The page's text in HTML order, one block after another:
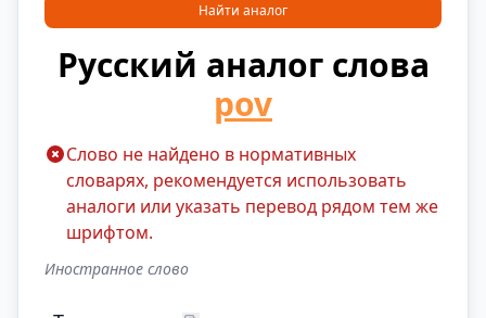
Найти аналог
Русский аналог слова
pov
Слово не найдено в нормативных
словарях, рекомендуется использовать
аналоги или указать перевод рядом тем же
шрифтом.
Иностранное слово